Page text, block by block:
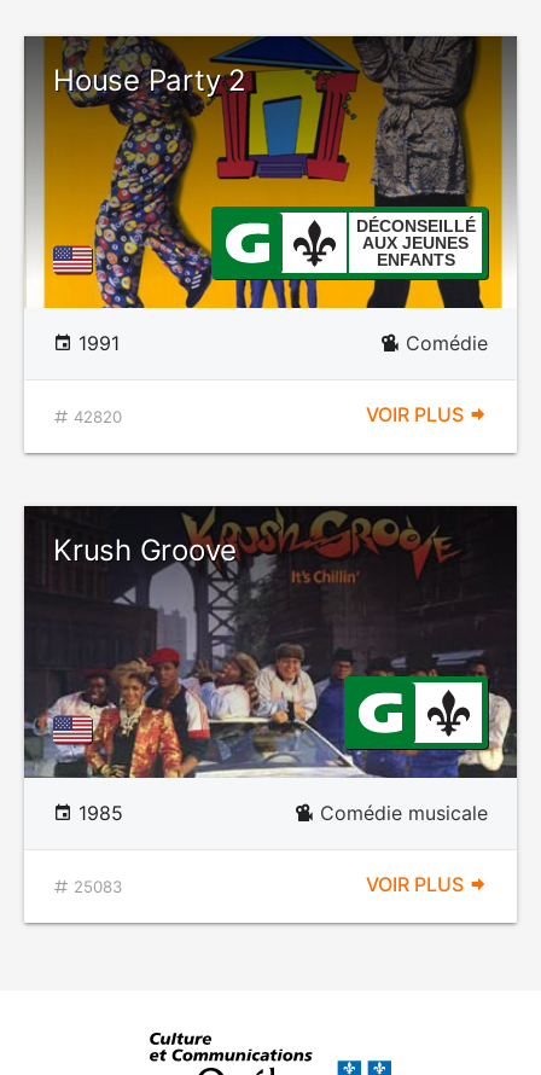
House Party 2
DÉCONSEILLÉ
AUX JEUNES
ENFANTS
1991 Comédie
42820 VOIR PLUS
Krush Groove
1985 Comédie musicale
25083 VOIR PLUS